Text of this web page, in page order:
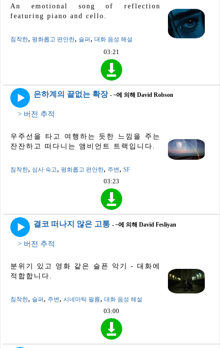
An emotional song of reflection
featuring piano and cello.
침착한, 평화롭고 편안한, 슬퍼 , 대화 음성 해설
03:21
은하계의 끝없는 확장 - ~에 의해 David Robson
> 버전 추적
우주선을 타고 여행하는 듯한 느낌을 주는
잔잔하고 떠다니는 앰비언트 트랙입니다.
침착한, 심사 숙고, 평화롭고 편안한, 주변 , SF
03:23
결코 떠나지 않은 고통 - ~에 의해 David Fesliyan
> 버전 추적
분위기 있고 영화 같은 슬픈 악기 - 대화에
적합합니다.
침착한, 슬퍼, 주변, 시네마틱 필름, 대화 음성 해설
03:00